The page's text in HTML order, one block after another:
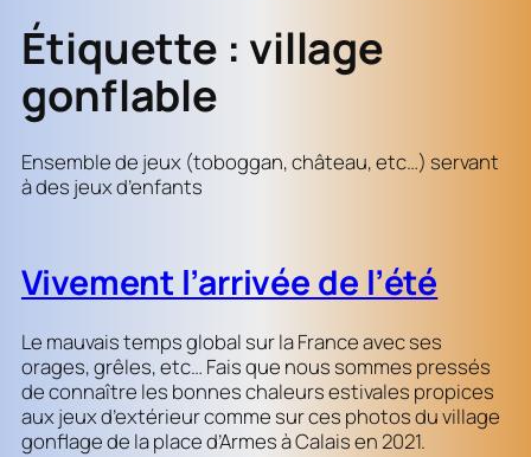
Étiquette : village
gonflable
Ensemble de jeux (toboggan, château, etc…) servant
à des jeux d’enfants
Vivement l’arrivée de l’été
Le mauvais temps global sur la France avec ses
orages, grêles, etc… Fais que nous sommes pressés
de connaître les bonnes chaleurs estivales propices
aux jeux d’extérieur comme sur ces photos du village
gonflage de la place d’Armes à Calais en 2021.